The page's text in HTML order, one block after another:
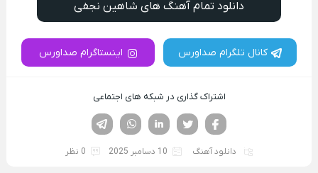
دانلود تمام آهنگ های شاهین نجفی
کانال تلگرام صداورس اینستاگرام صداورس
اشتراک گذاری در شبکه های اجتماعی
لینکدین تویتر
فیسوک
دانلود آهنگ 10 دسامبر 2025 0 نظر